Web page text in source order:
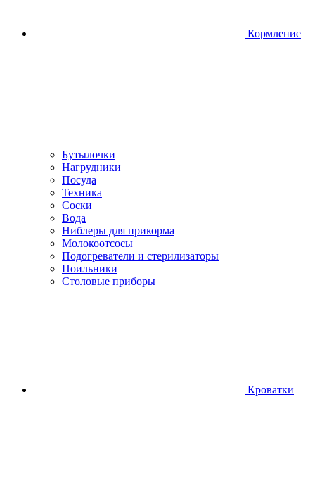
Кормление
Бутылочки
Нагрудники
Посуда
Техника
Соски
Вода
Ниблеры для прикорма
Молокоотсосы
Подогреватели и стерилизаторы
Поильники
Столовые приборы
Кроватки